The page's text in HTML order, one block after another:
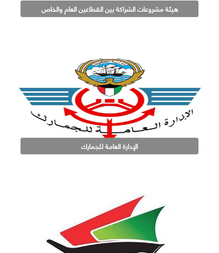
هيئة مشروعات الشراكة بين القطاعين العام والخاص
الإدارة العامة للجمارك